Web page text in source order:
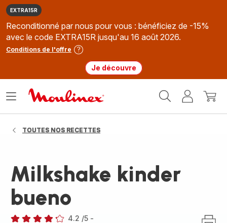
EXTRA15R
Reconditionné par nous pour vous : bénéficiez de -15%
avec le code EXTRA15R jusqu'au 16 août 2026.
Conditions de l'offre
Je découvre
MonMon
Ouvrir
TOUTES NOS RECETTES
Milkshake kinder
bueno
4.2 /5 -